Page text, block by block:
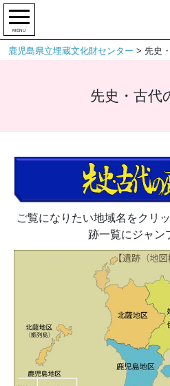
MENU
鹿児島県立埋蔵文化財センター > 先史
先史・古代
ご覧になりたい地域名をクリ
跡一覧にジャン